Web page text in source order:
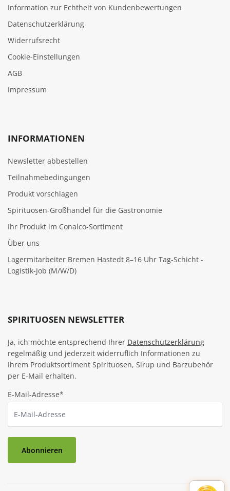
Information zur Echtheit von Kundenbewertungen
Datenschutzerklärung
Widerrufsrecht
Cookie‑Einstellungen
AGB
Impressum
INFORMATIONEN
Newsletter abbestellen
Teilnahmebedingungen
Produkt vorschlagen
Spirituosen-Großhandel für die Gastronomie
Ihr Produkt im Conalco-Sortiment
Über uns
Lagermitarbeiter Bremen Hastedt 8–16 Uhr Tag-Schicht -
Logistik-Job (M/W/D)
SPIRITUOSEN NEWSLETTER
Ja, ich möchte entsprechend Ihrer Datenschutzerklärung
regelmäßig und jederzeit widerruflich Informationen zu
Ihrem Produktsortiment Spirituosen, Sirup und Barzubehör
per E-Mail erhalten.
E-Mail-Adresse*
Abonnieren